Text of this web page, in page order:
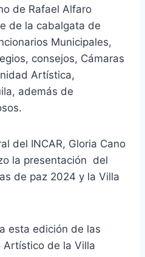
de Rafael Alfaro
de la cabalgata de
Municipales,
consejos, Cámaras
Artística,
además de
del INCAR, Gloria Cano
la presentación del
de paz 2024 y la Villa
esta edición de las
Artístico de la Villa